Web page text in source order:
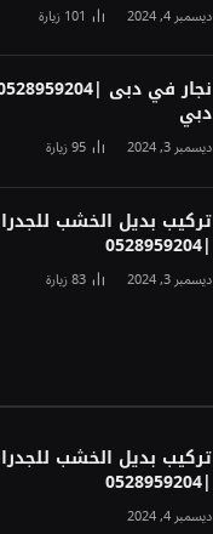
ديسمبر 4, 2024 101زيارة
دبي
ديسمبر 3, 2024 95زيارة
تركيب بديل الخشب
|0528959204
ديسمبر 3, 2024 83زيارة
تركيب بديل الخشب
|0528959204
ديسمبر 4, 2024